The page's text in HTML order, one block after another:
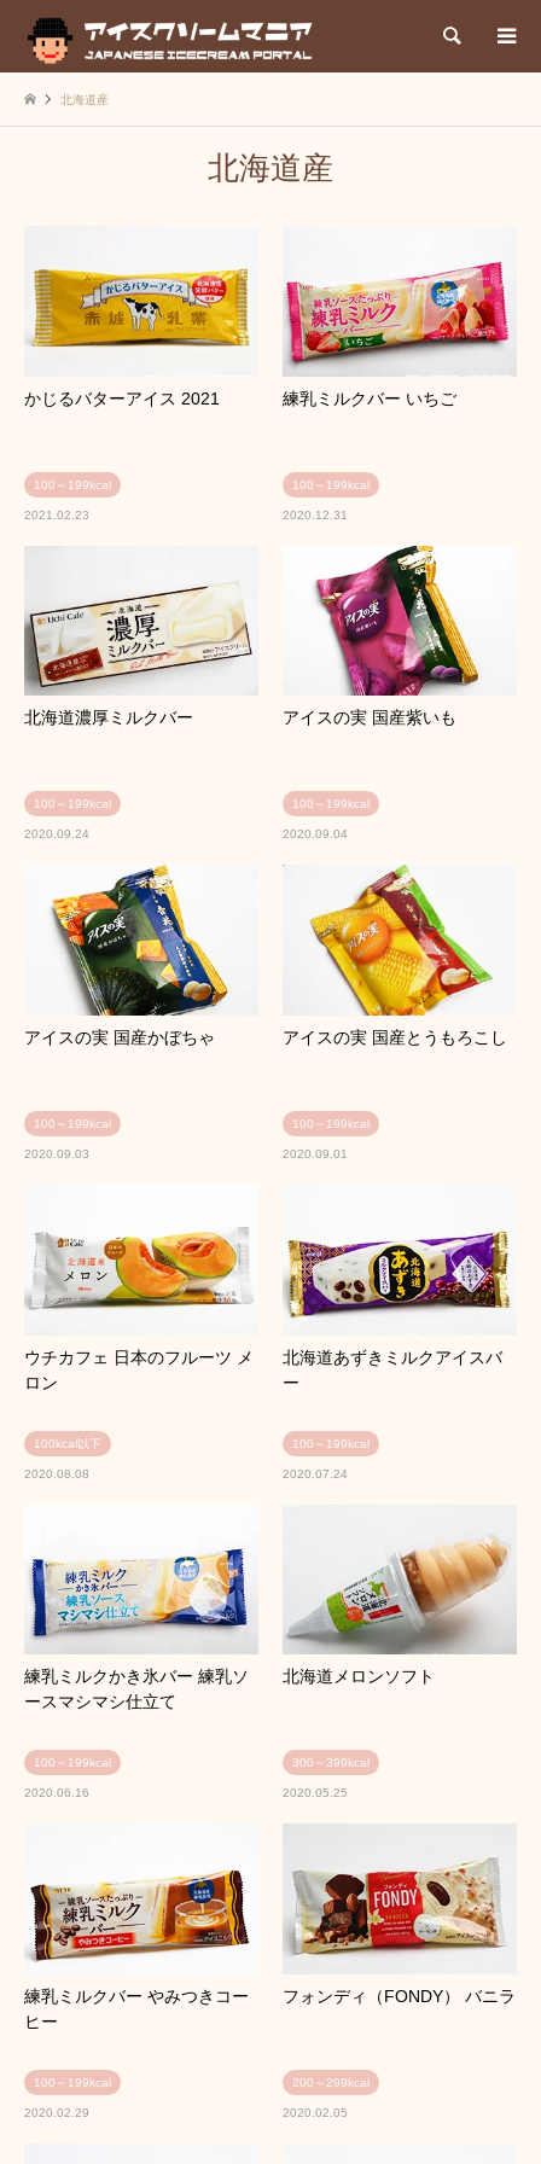
検索
北海道産
北海道産
かじるバターアイス 2021
100～199kcal
2021.02.23
練乳ミルクバー いちご
100～199kcal
2020.12.31
北海道濃厚ミルクバー
100～199kcal
2020.09.24
アイスの実 国産紫いも
100～199kcal
2020.09.04
アイスの実 国産かぼちゃ
100～199kcal
2020.09.03
アイスの実 国産とうもろこし
100～199kcal
2020.09.01
ウチカフェ 日本のフルーツ メ
ロン
100kcal以下
2020.08.08
北海道あずきミルクアイスバ
ー
100～199kcal
2020.07.24
練乳ミルクかき氷バー 練乳ソ
ースマシマシ仕立て
100～199kcal
2020.06.16
北海道メロンソフト
300～399kcal
2020.05.25
練乳ミルクバー やみつきコー
ヒー
100～199kcal
2020.02.29
フォンディ（FONDY） バニラ
200～299kcal
2020.02.05